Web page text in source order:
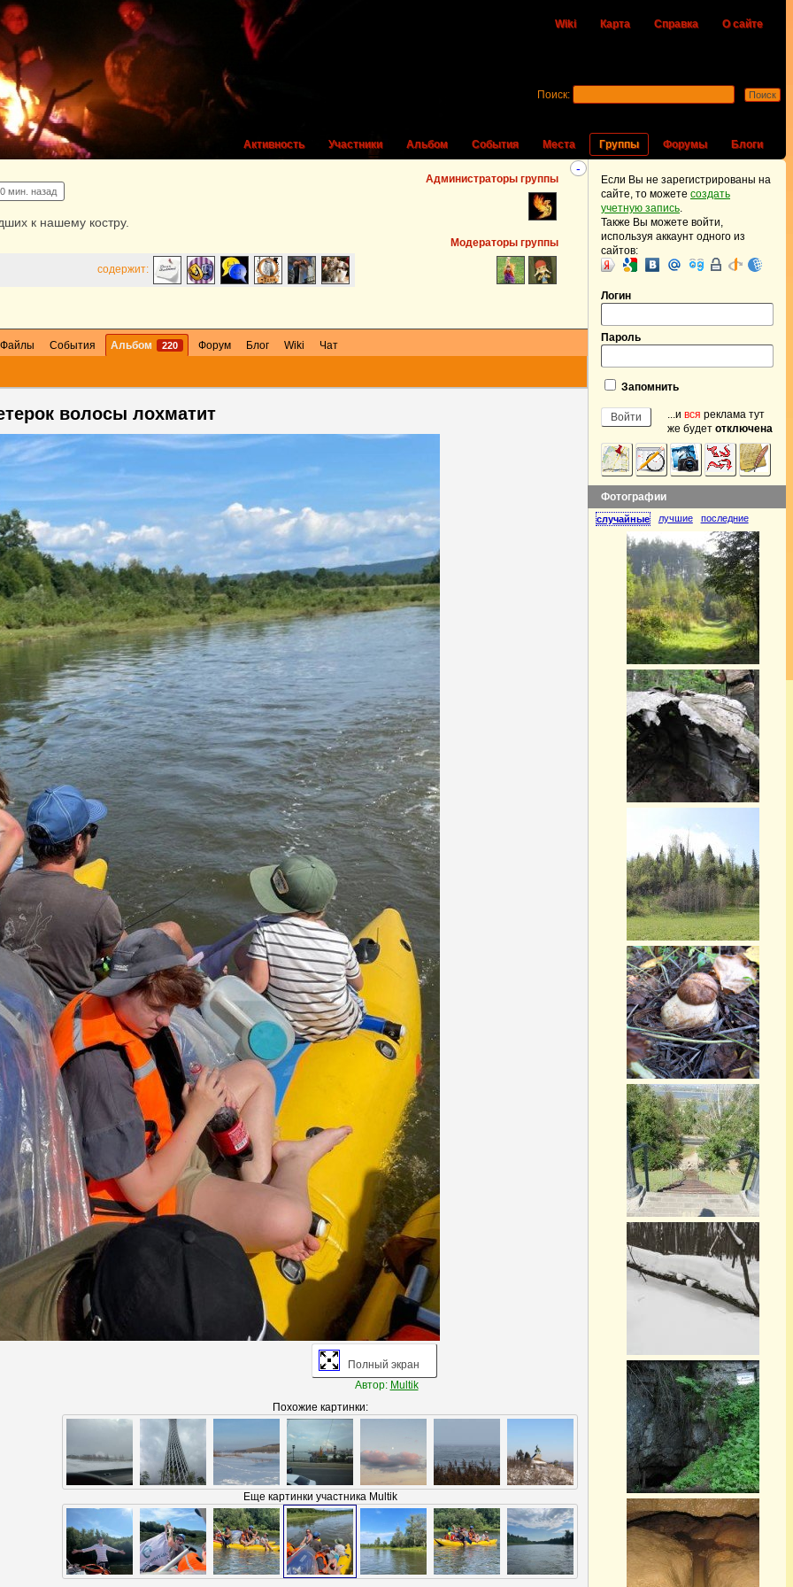
Wiki Карта Справка О сайте
Активность Участники Альбом События Места Группы Форумы Блоги
Поиск:
-
Администраторы группы
Модераторы группы
мин. назад
к нашему костру.
содержит:
Файлы События Альбом 220 Форум Блог Wiki Чат
волосы лохматит
Полный экран
Автор: Multik
Похожие картинки:
Еще картинки участника Multik
Если Вы не зарегистрированы на
сайте, то можете создать
учетную запись.
Также Вы можете войти,
используя аккаунт одного из
сайтов:
Логин
Пароль
Запомнить
...и вся реклама тут
же будет отключена
Фотографии
случайные лучшие последние